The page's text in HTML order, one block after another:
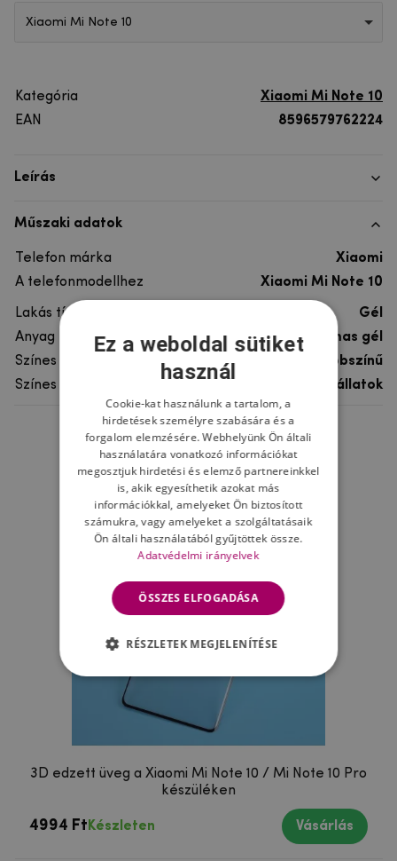
Xiaomi Mi Note 10
Kategória
Xiaomi Mi Note 10
EAN
8596579762224
Leírás
Műszaki adatok
Telefon márka
Xiaomi
A telefonmodellhez
Xiaomi Mi Note 10
Lakás típusa
Gél
Anyag
rugalmas gél
Színes
többszínű
Színes motívum
Egyéb állatok
Ne felejtsd el
3D edzett üveg a Xiaomi Mi Note 10 / Mi Note 10 Pro
készüléken
4994 Ft Készleten Vásárlás
Ez a weboldal sütiket
használ
Cookie-kat használunk a tartalom, a
hirdetések személyre szabására és a
forgalom elemzésére. Webhelyünk Ön általi
használatára vonatkozó információkat
megosztjuk hirdetési és elemző partnereinkkel
is, akik egyesíthetik azokat más
információkkal, amelyeket Ön biztosított
számukra, vagy amelyeket a szolgáltatásaik
Ön általi használatából gyűjtöttek össze.
Adatvédelmi irányelvek
ÖSSZES ELFOGADÁSA
RÉSZLETEK MEGJELENÍTÉSE